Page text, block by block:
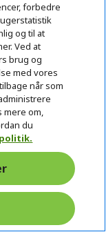
11-specifications).
forbedre
og til at
Ved at
brug og
med vores
når som
om,
du